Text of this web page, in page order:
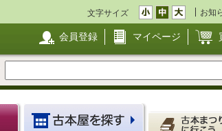
文字サイズ お知
会員登録 マイページ